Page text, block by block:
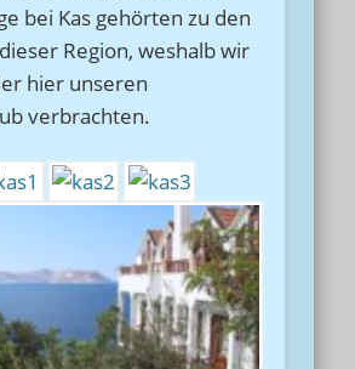
bei Kas gehörten zu den
Region, weshalb wir
hier unseren
verbrachten.